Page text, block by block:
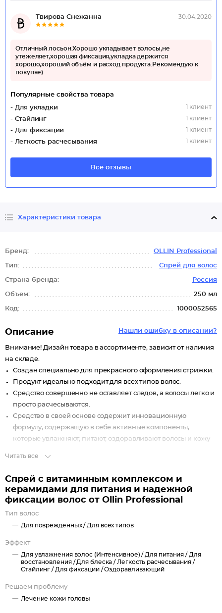
Твирова Снежанна 30.04.2020
Отличный лосьон.Хорошо укладывает волосы,не
утежеляет,хорошая фиксация,укладка держится
хорошо,хороший объём и расход продукта.Рекомендую к
покупке)
Популярные свойства товара
- Для укладки
1 клиент
- Стайлинг 1 клиент
- Для фиксации 1 клиент
- Легкость расчесывания 1 клиент
Все отзывы
Характеристики товара
Бренд: OLLIN Professional
Тип: Спрей для волос
Страна бренда: Россия
Объем: 250 мл
Код: 1000052565
Нашли ошибку в описании?
Описание
Внимание! Дизайн товара в ассортименте, зависит от наличия
на складе.
Создан специально для прекрасного оформления стрижки.
Продукт идеально подходит для всех типов волос.
Средство совершенно не оставляет следов, а волосы легко и
просто расчесываются.
Средство в своей основе содержит инновационную
формулу, содержащую в себе активные компоненты,
которые увлажняют, питают, оздоравливают волосы и кожу
повреждения в процессе укладке.
В результате применения данного средства прическа
и температурных условий.
Подходит средство для постоянного применения при
укладке.
Локоны становятся восхитительно блестящими и
Читать все
Спрей с витаминным комплексом и
керамидами для питания и надежной
фиксации волос от Ollin Professional
Тип волос
Для поврежденных / Для всех типов
Эффект
Для увлажнения волос (Интенсивное) / Для питания / Для
восстановления /Для блеска / Легкость расчесывания /
Стайлинг / Для фиксации /Оздоравливающий
Решаем проблему
Лечение кожи головы